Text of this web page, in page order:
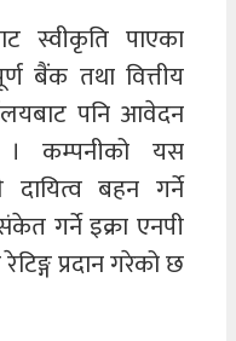
स्वीकृति पाएका
बैंक तथा वित्तीय
पनि आवेदन
कम्पनीको यस
बहन गर्ने
गर्ने इक्रा एनपी
प्रदान गरेको छ